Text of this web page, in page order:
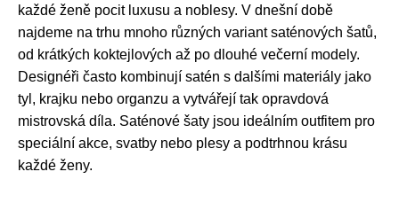
každé ženě pocit luxusu a noblesy. V dnešní době
najdeme na trhu mnoho různých variant saténových šatů,
od krátkých koktejlových až po dlouhé večerní modely.
Designéři často kombinují satén s dalšími materiály jako
tyl, krajku nebo organzu a vytvářejí tak opravdová
mistrovská díla. Saténové šaty jsou ideálním outfitem pro
speciální akce, svatby nebo plesy a podtrhnou krásu
každé ženy.